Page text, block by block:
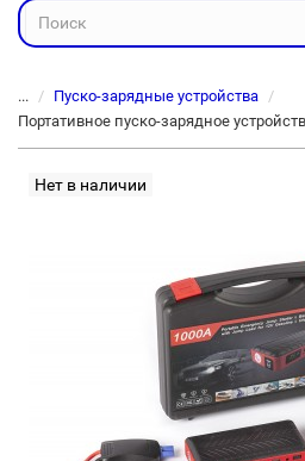
...
Пуско-зарядные устройства
Портативное пуско-зарядное
Нет в наличии